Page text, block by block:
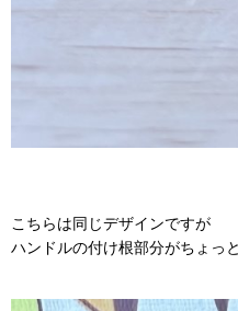
こちらは同じデザインですが
ハンドルの付け根部分がちょっ